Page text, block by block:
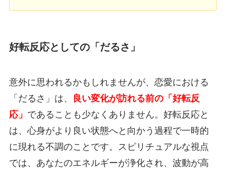
好転反応としての「だるさ」
意外に思われるかもしれませんが、恋愛における
「だるさ」は、
良い変化が訪れる前の「好転反
応」 であることも少なくありません。好転反応と
は、心身がより良い状態へと向かう過程で一時的
に現れる不調のことです。スピリチュアルな視点
では、あなたのエネルギーが浄化され、波動が高